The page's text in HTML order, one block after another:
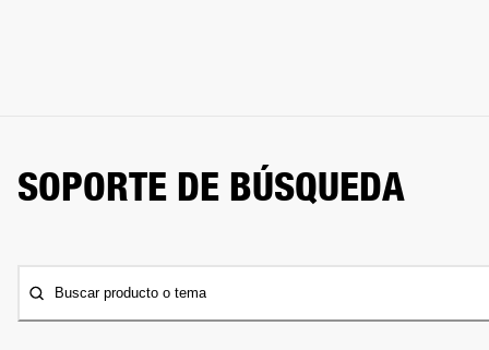
SOPORTE DE BÚSQUEDA
Buscar producto o tema